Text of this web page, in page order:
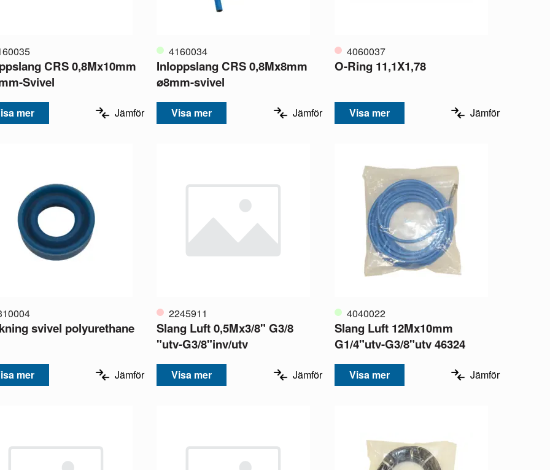
CRS 0,8Mx10mm
Svivel
mer Jämför
4160034
Inloppslang CRS 0,8Mx8mm
ø8mm-svivel
Visa mer Jämför
4060037
O-Ring 11,1X1,78
Visa mer Jämför
svivel polyurethane
mer Jämför
2245911
Slang Luft 0,5Mx3/8" G3/8
"utv-G3/8"inv/utv
Visa mer Jämför
4040022
Slang Luft 12Mx10mm
G1/4"utv-G3/8"utv 46324
Visa mer Jämför